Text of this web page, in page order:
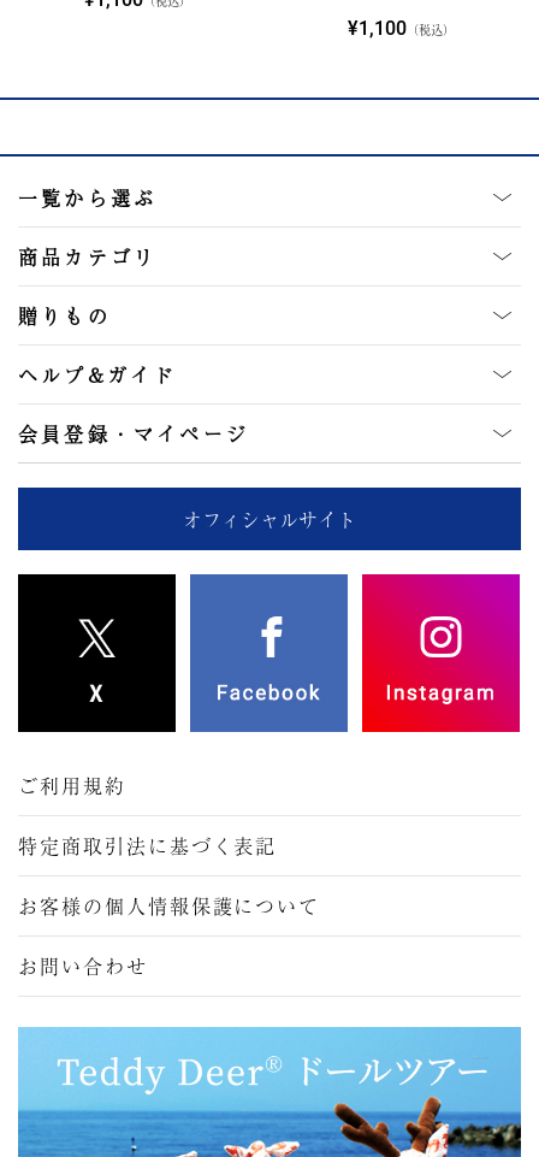
¥1,100（税込）
一覧から選ぶ
商品カテゴリ
贈りもの
ヘルプ&ガイド
会員登録・マイページ
オフィシャルサイト
ご利用規約
特定商取引法に基づく表記
お客様の個人情報保護について
お問い合わせ